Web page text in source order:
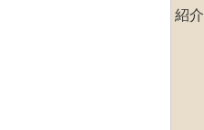
紹介